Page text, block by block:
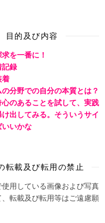
目的及び内容
を一番に！
記録
着
分野での自分の本質とは？
のあることを試して、実践
け出してみる。そういうサイ
いいかな
転載及び転用の禁止
用している画像および写真
転載及び転用等はご遠慮願